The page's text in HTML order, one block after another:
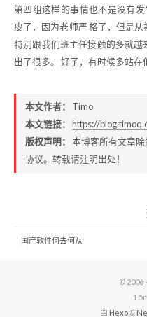
第四组这样的事情也不是没有
皮了，因为老师严 格了，但是从
特别跟我们班主任接触的多就
出了很多。 好了，有时候多站在
本文作者： Timo
本文链接：
https://
版权声明： 本博客所有文章
协议。转载请注明出处！
国产软件何去何从
© 2006
由 Hexo &